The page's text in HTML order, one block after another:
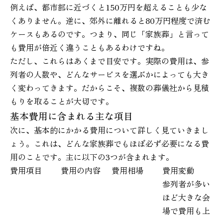
例えば、都市部に近づくと150万円を超えることも少な
くありません。逆に、郊外に離れると80万円程度で済む
ケースもあるのです。つまり、同じ「家族葬」と言って
も費用が倍近く違うこともあるわけですね。
ただし、これらはあくまで目安です。実際の費用は、参
列者の人数や、どんなサービスを選ぶかによっても大き
く変わってきます。だからこそ、複数の葬儀社から見積
もりを取ることが大切です。
基本費用に含まれる主な項目
次に、基本的にかかる費用について詳しく見ていきまし
ょう。これは、どんな家族葬でもほぼ必ず必要になる費
用のことです。主に以下の3つが含まれます。
費用項目
費用の内容 費用相場 費用変動
参列者が多い
ほど大きな会
場で費用も上